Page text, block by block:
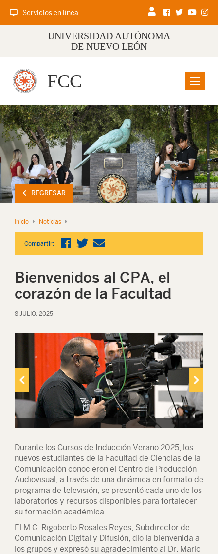
Servicios en línea
UNIVERSIDAD AUTÓNOMA
DE NUEVO LEÓN
Menu
FCC
REGRESAR
Inicio Noticias
Compartir:
Bienvenidos al CPA, el
corazón de la Facultad
8 JULIO, 2025
Durante los Cursos de Inducción Verano 2025, los
nuevos estudiantes de la Facultad de Ciencias de la
Comunicación conocieron el Centro de Producción
Audiovisual, a través de una dinámica en formato de
programa de televisión, se presentó cada uno de los
laboratorios y recursos disponibles para fortalecer
su formación académica.
El M.C. Rigoberto Rosales Reyes, Subdirector de
Comunicación Digital y Difusión, dio la bienvenida a
los grupos y expresó su agradecimiento al Dr. Mario